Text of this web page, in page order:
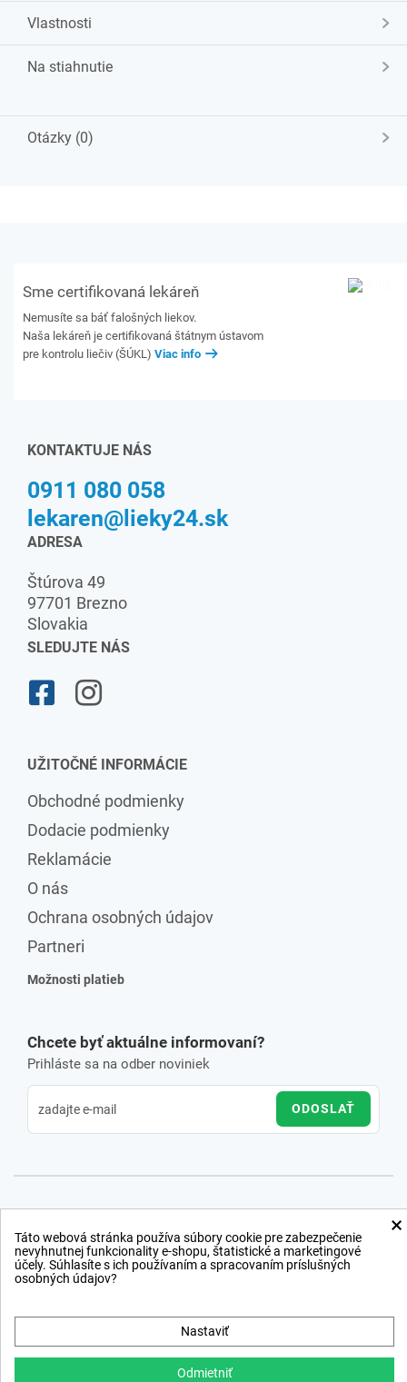
Vlastnosti
Na stiahnutie
Otázky (0)
Sme certifikovaná lekáreň
Nemusíte sa báť falošných liekov.
Naša lekáreň je certifikovaná štátnym ústavom
pre kontrolu liečiv (ŠÚKL) Viac info
KONTAKTUJE NÁS
0911 080 058
lekaren@lieky24.sk
ADRESA
Štúrova 49
97701 Brezno
Slovakia
SLEDUJTE NÁS
UŽITOČNÉ INFORMÁCIE
Obchodné podmienky
Dodacie podmienky
Reklamácie
O nás
Ochrana osobných údajov
Partneri
Možnosti platieb
Chcete byť aktuálne informovaní?
Prihláste sa na odber noviniek
ODOSLAŤ
×
Táto webová stránka používa súbory cookie pre zabezpečenie
nevyhnutnej funkcionality e-shopu, štatistické a marketingové
účely. Súhlasíte s ich používaním a spracovaním príslušných
osobných údajov?
Nastaviť
Odmietniť